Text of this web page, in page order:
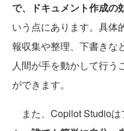
で、ドキュメント作成の
いう点にあります。具体
報収集や整理、下書きな
人間が手を動かして行う
ができます。
また、Copilot Studioは